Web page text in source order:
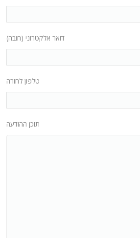
דואר אלקטרוני (חובה)
טלפון לחזרה
תוכן ההודעה